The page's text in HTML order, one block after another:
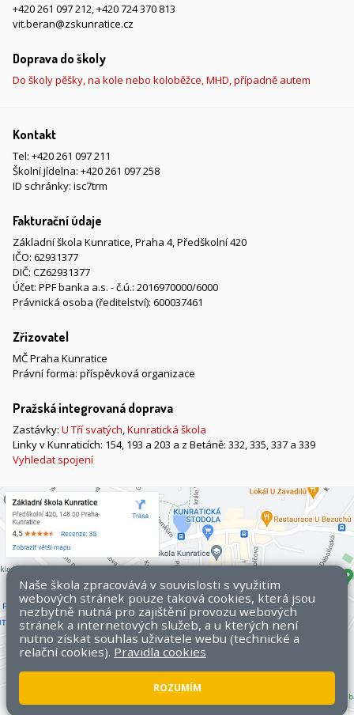
+420 261 097 212,+420 724 370 813
vit.beran@zskunratice.cz
Doprava do školy
Do školy pěšky, na kole nebo koloběžce, MHD, případně autem
Kontakt
Tel: +420 261 097 211
Školní jídelna: +420 261 097 258
ID schránky: isc7trm
Fakturační údaje
Základní škola Kunratice, Praha 4, Předškolní 420
IČO: 62931377
DIČ: CZ62931377
Účet: PPF banka a.s. - č.ú.: 2016970000/6000
Právnická osoba (ředitelství): 600037461
Zřizovatel
MČ Praha Kunratice
Právní forma: příspěvková organizace
Pražská integrovaná doprava
Zastávky: U Tří svatých,Kunratická škola
Linky v Kunraticích: 154, 193 a 203 a z Betáně: 332, 335, 337 a 339
Vyhledat spojení
Naše škola zpracovává v souvislosti s využitím
webových stránek pouze taková cookies, která jsou
nezbytně nutná pro zajištění provozu webových
stránek a internetových služeb, a u kterých není
nutno získat souhlas uživatele webu (technické a
relační cookies). Pravidla cookies
ROZUMÍM